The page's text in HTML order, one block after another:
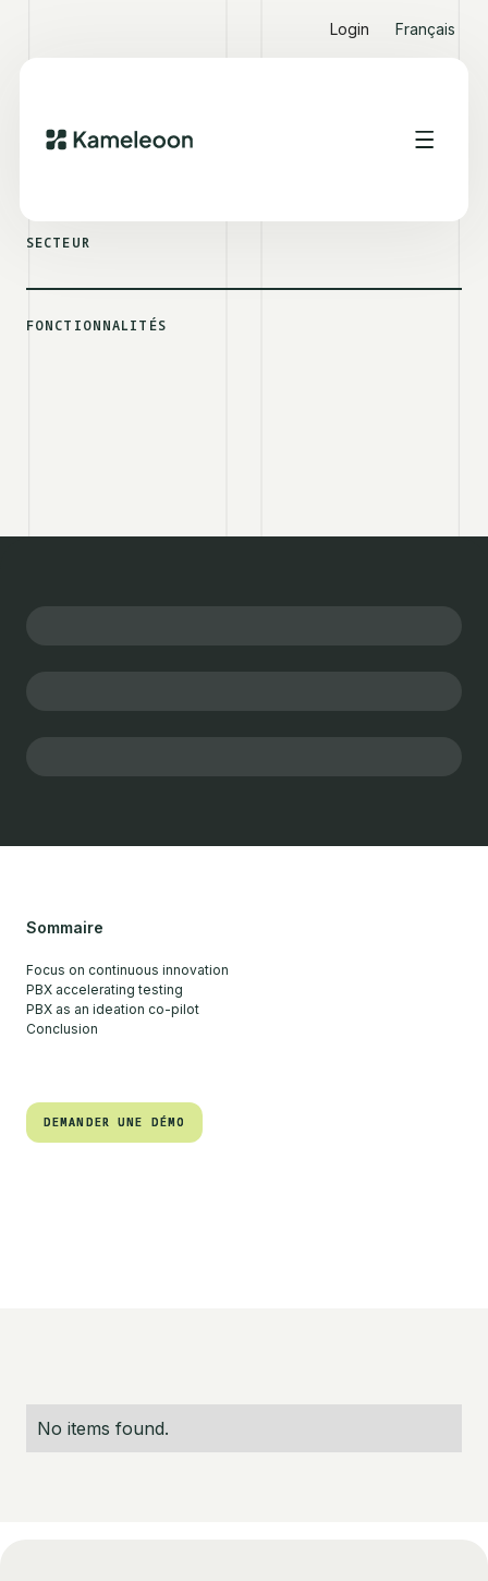
Login Français
VOIR D'AUTRES SUCCESS STORIES
SECTEUR
FONCTIONNALITÉS
Sommaire
Focus on continuous innovation
PBX accelerating testing
PBX as an ideation co-pilot
Conclusion
DEMANDER UNE DÉMO
DEMANDER UNE DÉMO
No items found.